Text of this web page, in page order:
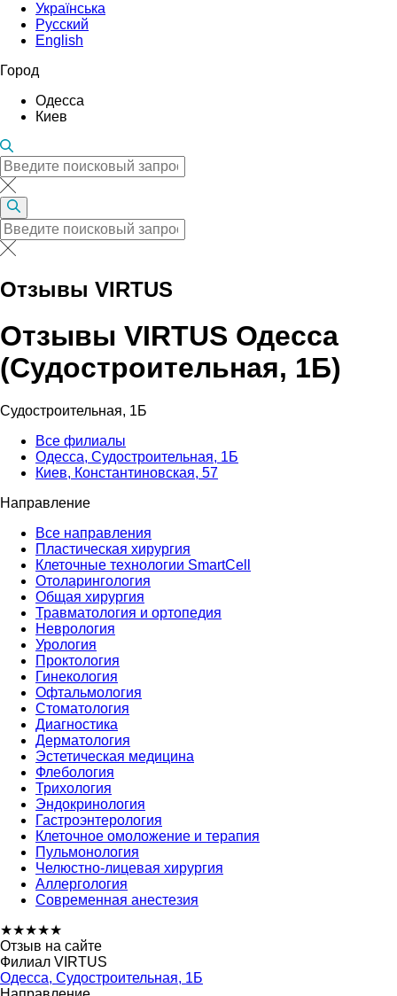
Українська
Русский
English
Город
Одесса
Киев
Отзывы VIRTUS
Отзывы VIRTUS Одесса
(Судостроительная, 1Б)
Судостроительная, 1Б
Все филиалы
Одесса, Судостроительная, 1Б
Киев, Константиновская, 57
Направление
Все направления
Пластическая хирургия
Клеточные технологии SmartCell
Отоларингология
Общая хирургия
Травматология и ортопедия
Неврология
Урология
Проктология
Гинекология
Офтальмология
Стоматология
Диагностика
Дерматология
Эстетическая медицина
Флебология
Трихология
Эндокринология
Гастроэнтерология
Клеточное омоложение и терапия
Пульмонология
Челюстно-лицевая хирургия
Аллергология
Современная анестезия
★★★★★
Отзыв на сайте
Филиал VIRTUS
Одесса, Судостроительная, 1Б